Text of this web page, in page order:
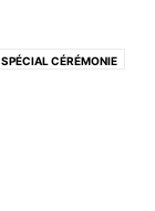
SPÉCIAL CÉRÉMONIE